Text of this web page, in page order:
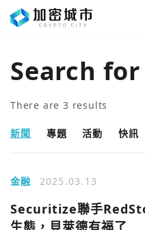
Search for
There are 3 results
新聞 專題 活動 快訊
金融 2025.03.13
Securitize聯手
生態，貝萊德有福了